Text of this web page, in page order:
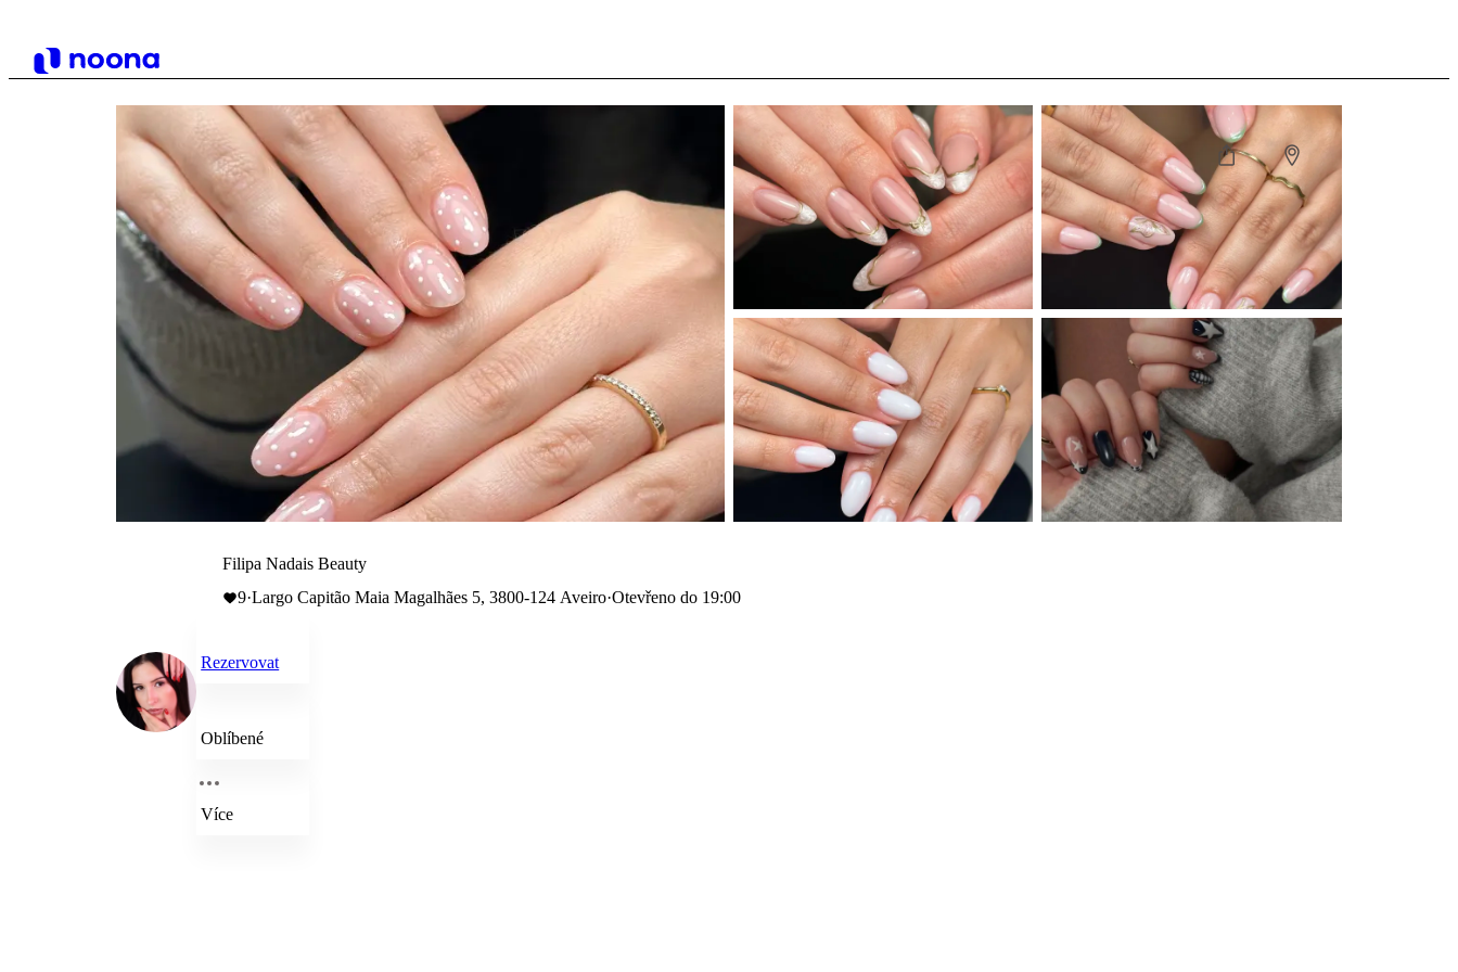
Filipa Nadais Beauty
9·Largo Capitão Maia Magalhães 5, 3800-124 Aveiro·Otevřeno do 19:00
Rezervovat
Oblíbené
Více